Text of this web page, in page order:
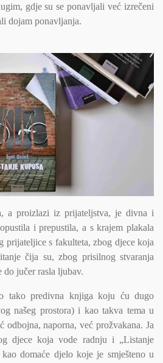
gdje su se ponavljali već izrečeni
dojam ponavljanja.
a proizlazi iz prijateljstva, je divna i
i prepustila, a s krajem plakala
prijateljice s fakulteta, zbog djece koja
čija su, zbog prisilnog stvaranja
do jučer rasla ljubav.
tako predivna knjiga koju ću dugo
našeg prostora) i kao takva tema u
odbojna, naporna, već prožvakana. Ja
djece koja vode radnju i „Listanje
domaće djelo koje je smješteno u